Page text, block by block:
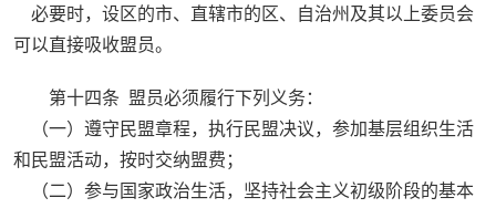
必要时，设区的市、直辖市的区、自治州及其以上委员会
可以直接吸收盟员。
第十四条 盟员必须履行下列义务：
（一）遵守民盟章程，执行民盟决议，参加基层组织生活
和民盟活动，按时交纳盟费；
（二）参与国家政治生活，坚持社会主义初级阶段的基本